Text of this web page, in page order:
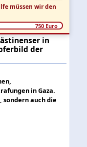
müssen wir den
750 Euro
in
der
in Gaza.
auch die